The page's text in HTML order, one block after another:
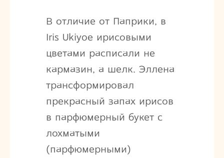
В отличие от Паприки, в
Iris Ukiyoe ирисовыми
цветами расписали не
кармазин, а шелк. Эллена
трансформировал
прекрасный запах ирисов
в парфюмерный букет c
лохматыми
(парфюмерными)